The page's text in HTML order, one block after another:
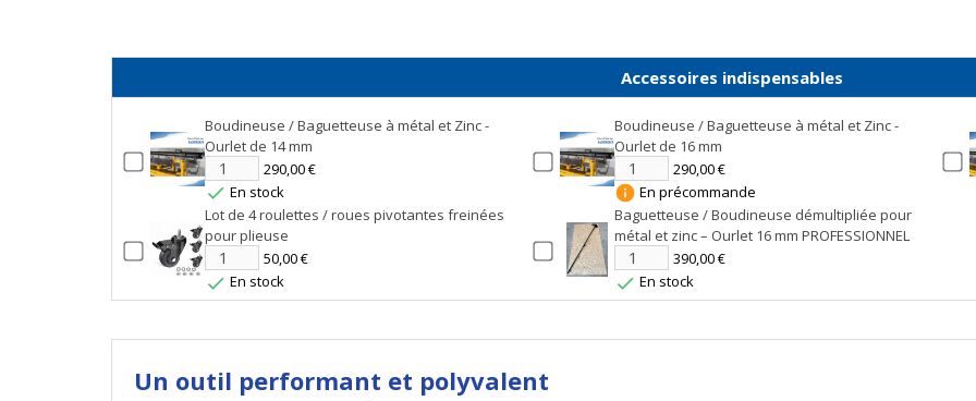
Accessoires indispensables
Boudineuse / Baguetteuse à métal et Zinc -
Ourlet de 14 mm
290,00 €
 En stock
Boudineuse / Baguetteuse à métal et Zinc -
Ourlet de 16 mm
290,00 €
info En précommande
Lot de 4 roulettes / roues pivotantes freinées
pour plieuse
50,00 €
 En stock
Baguetteuse / Boudineuse démultipliée pour
métal et zinc – Ourlet 16 mm PROFESSIONNEL
390,00 €
 En stock
Un outil performant et polyvalent